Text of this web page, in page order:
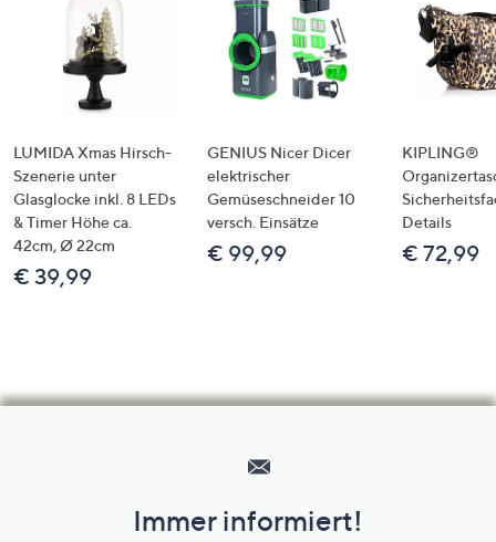
LUMIDA Xmas Hirsch-
Szenerie unter
Glasglocke inkl. 8 LEDs
& Timer Höhe ca.
42cm, Ø 22cm
€ 39,99
GENIUS Nicer Dicer
elektrischer
Gemüseschneider 10
versch. Einsätze
€ 99,99
KIPLING®
Details
€ 72,99
Unternehmensinformationen
Immer informiert!